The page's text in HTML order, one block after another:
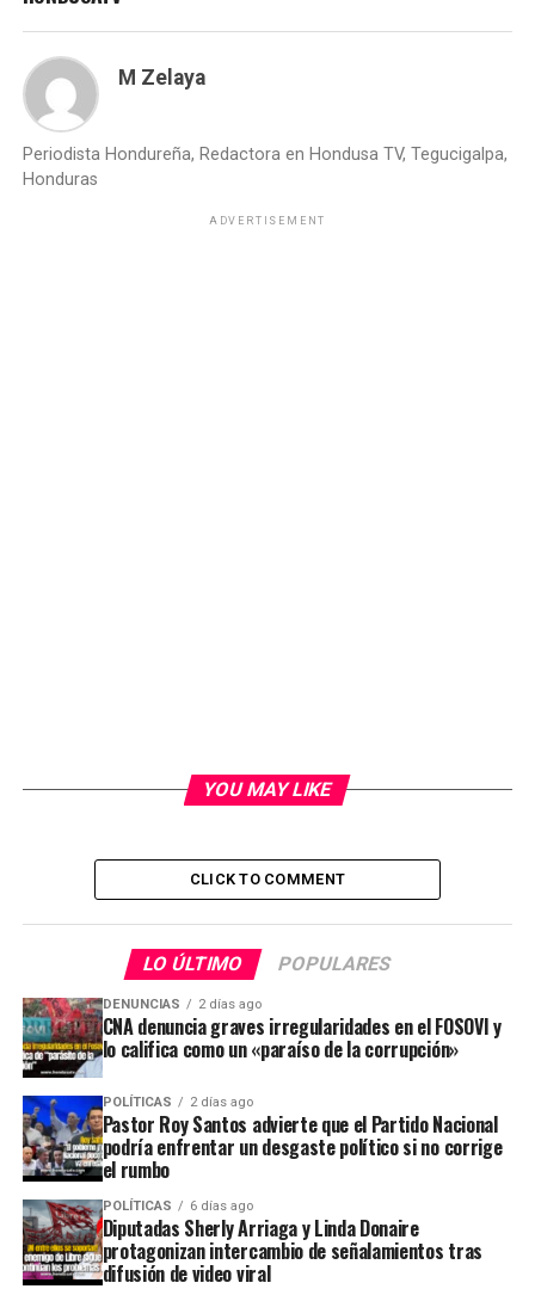
M Zelaya
Periodista Hondureña, Redactora en Hondusa TV, Tegucigalpa,
Honduras
ADVERTISEMENT
YOU MAY LIKE
CLICK TO COMMENT
LO ÚLTIMO POPULARES
DENUNCIAS 2 días ago
CNA denuncia graves irregularidades en el FOSOVI y
lo califica como un «paraíso de la corrupción»
POLÍTICAS 2 días ago
Pastor Roy Santos advierte que el Partido Nacional
podría enfrentar un desgaste político si no corrige
el rumbo
POLÍTICAS 6 días ago
Diputadas Sherly Arriaga y Linda Donaire
protagonizan intercambio de señalamientos tras
difusión de video viral